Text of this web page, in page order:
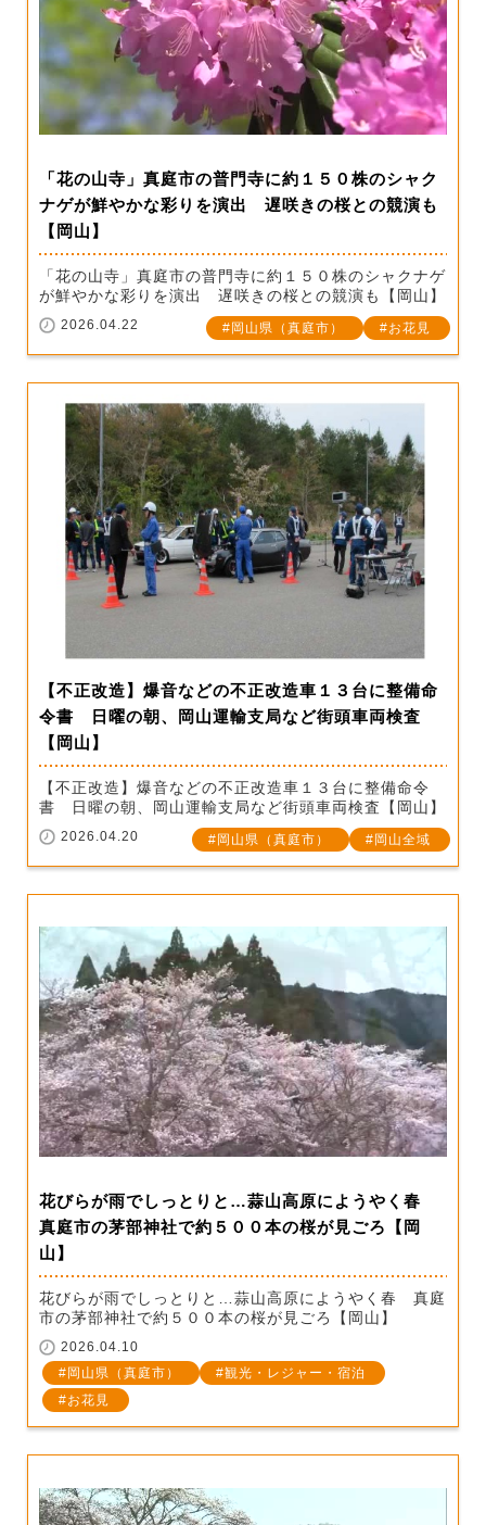
「花の山寺」真庭市の普門寺に約１５０株のシャク
ナゲが鮮やかな彩りを演出 遅咲きの桜との競演も
【岡山】
「花の山寺」真庭市の普門寺に約１５０株のシャクナゲ
が鮮やかな彩りを演出 遅咲きの桜との競演も【岡山】
2026.04.22 岡山県（真庭市） お花見
【不正改造】爆音などの不正改造車１３台に整備命
令書 日曜の朝、岡山運輸支局など街頭車両検査
【岡山】
【不正改造】爆音などの不正改造車１３台に整備命令
書 日曜の朝、岡山運輸支局など街頭車両検査【岡山】
2026.04.20 岡山県（真庭市） 岡山全域
花びらが雨でしっとりと…蒜山高原にようやく春
真庭市の茅部神社で約５００本の桜が見ごろ【岡
山】
花びらが雨でしっとりと…蒜山高原にようやく春 真庭
市の茅部神社で約５００本の桜が見ごろ【岡山】
2026.04.10
岡山県（真庭市）
観光・レジャー・宿泊
お花見